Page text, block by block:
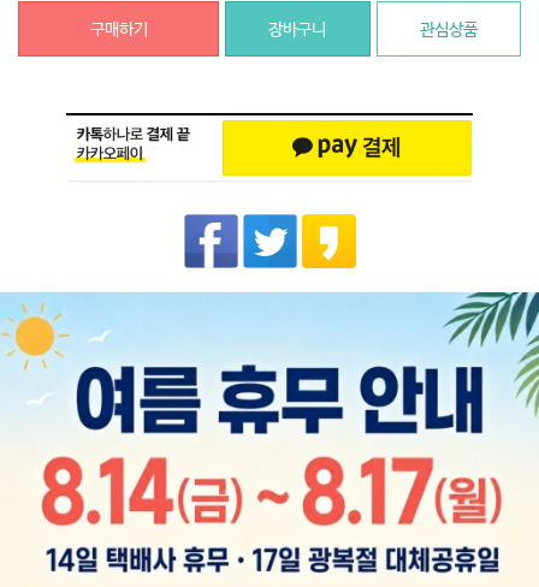
구매하기 장바구니 관심상품